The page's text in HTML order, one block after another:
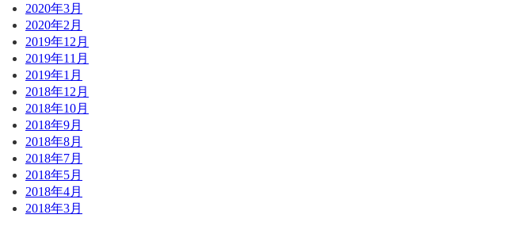
2020年3月
2020年2月
2019年12月
2019年11月
2019年1月
2018年12月
2018年10月
2018年9月
2018年8月
2018年7月
2018年5月
2018年4月
2018年3月